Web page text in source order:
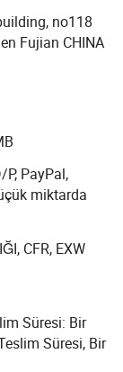
Ana
ve polis
ve dış
dışında,
ve
ve onay
ve her
"Kalite,
müşterilerimizi
fayda
no118
Fujian CHINA
P, PayPal,
miktarda
CFR, EXW
Süresi: Bir
Süresi, Bir